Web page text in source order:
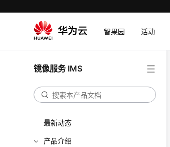
智果园 活动
镜像服务 IMS
最新动态
产品介绍